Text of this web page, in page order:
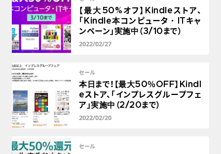
【最大50%オフ】Kindleストア、
「Kindle本コンピュータ・ITキャ
ンペーン」実施中（3/10まで）
2022/02/27
セール
本日まで！【最大50％OFF】Kindl
eストア、「インプレスグループフェ
ア」実施中（2/20まで）
2022/02/20
セール